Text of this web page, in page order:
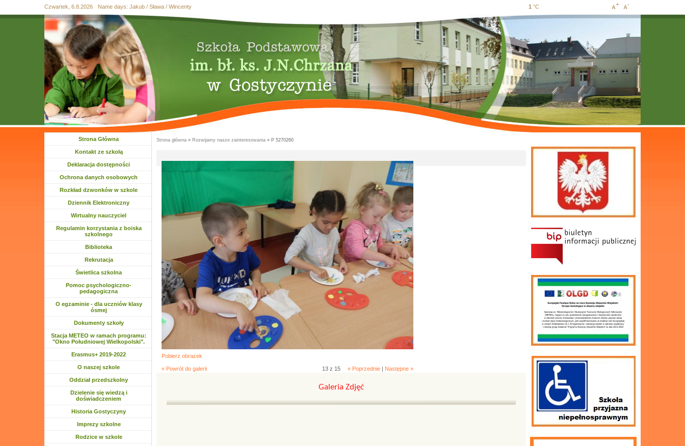
Przejdź
Przejdź do
wyszukiwania
Skip
Przejdź
Przejdź
Czwartek, 6.8.2026 Name days: Jakub / Sława / Wincenty 1 °C IncreaseDecrease
Strona Główna
Kontakt ze szkołą
Deklaracja dostępności
Ochrona danych osobowych
Rozkład dzwonków w szkole
Dziennik Elektroniczny
Wirtualny nauczyciel
Regulamin korzystania z boiska
szkolnego
Biblioteka
Rozwiń menu
Rekrutacja
Rozwiń menu
Świetlica szkolna
Rozwiń menu
Pomoc psychologiczno-
pedagogiczna
O egzaminie - dla uczniów klasy
ósmej
Dokumenty szkoły
Stacja METEO w ramach programu:
"Okno Południowej Wielkopolski".
Rozwiń menu
Erasmus+ 2019-2022
Rozwiń menu
O naszej szkole
Rozwiń menu
Oddział przedszkolny
Rozwiń menu
Dzielenie się wiedzą i
doświadczeniem
Historia Gostyczyny
Rozwiń menu
Imprezy szkolne
Rozwiń menu
Rodzice w szkole
Strona główna » Rozwijamy nasze zainteresowania » P 5270260
Pobierz obrazek
« Powrót do galerii 13 z 15 « Poprzednie| Następne »
Galeria Zdjęć